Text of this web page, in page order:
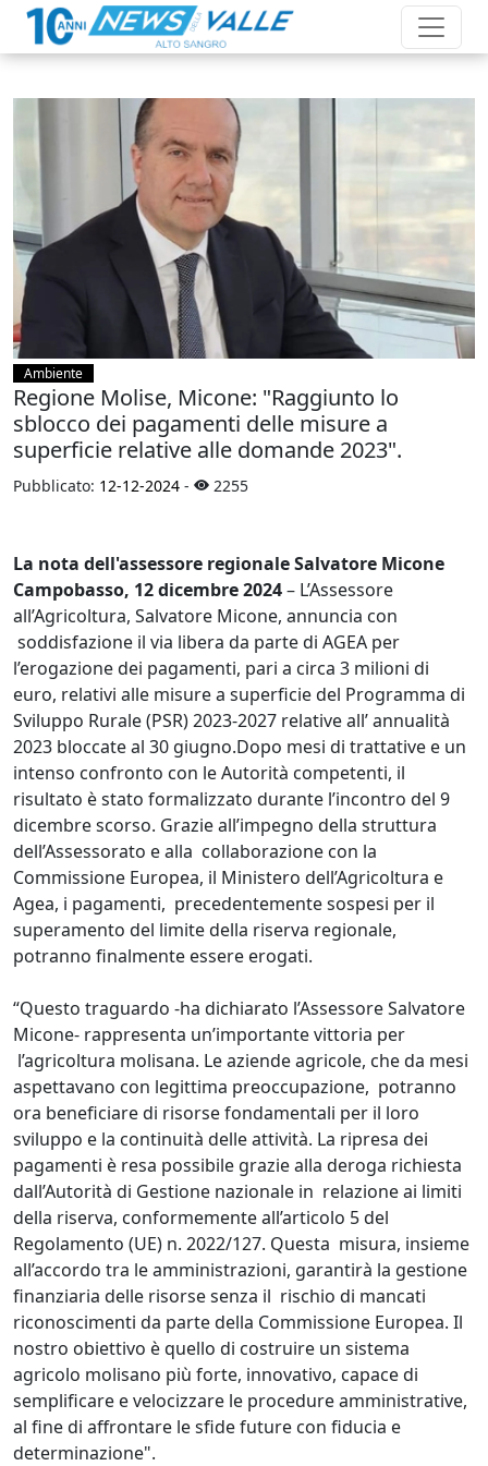
Ambiente
Regione Molise, Micone: "Raggiunto lo
sblocco dei pagamenti delle misure a
superficie relative alle domande 2023".
Pubblicato: 12-12-2024 - 2255
La nota dell'assessore regionale Salvatore Micone
Campobasso, 12 dicembre 2024– L’Assessore
all’Agricoltura, Salvatore Micone, annuncia con
soddisfazione il via libera da parte di AGEA per
l’erogazione dei pagamenti, pari a circa 3 milioni di
euro, relativi alle misure a superficie del Programma di
Sviluppo Rurale (PSR) 2023-2027 relative all’ annualità
2023 bloccate al 30 giugno.Dopo mesi di trattative e un
intenso confronto con le Autorità competenti, il
risultato è stato formalizzato durante l’incontro del 9
dicembre scorso. Grazie all’impegno della struttura
dell’Assessorato e alla collaborazione con la
Commissione Europea, il Ministero dell’Agricoltura e
Agea, i pagamenti, precedentemente sospesi per il
superamento del limite della riserva regionale,
potranno finalmente essere erogati.
“Questo traguardo -ha dichiarato l’Assessore Salvatore
Micone- rappresenta un’importante vittoria per
l’agricoltura molisana. Le aziende agricole, che da mesi
aspettavano con legittima preoccupazione, potranno
ora beneficiare di risorse fondamentali per il loro
sviluppo e la continuità delle attività. La ripresa dei
pagamenti è resa possibile grazie alla deroga richiesta
dall’Autorità di Gestione nazionale in relazione ai limiti
della riserva, conformemente all’articolo 5 del
Regolamento (UE) n. 2022/127. Questa misura, insieme
all’accordo tra le amministrazioni, garantirà la gestione
finanziaria delle risorse senza il rischio di mancati
riconoscimenti da parte della Commissione Europea. Il
nostro obiettivo è quello di costruire un sistema
agricolo molisano più forte, innovativo, capace di
semplificare e velocizzare le procedure amministrative,
al fine di affrontare le sfide future con fiducia e
determinazione".